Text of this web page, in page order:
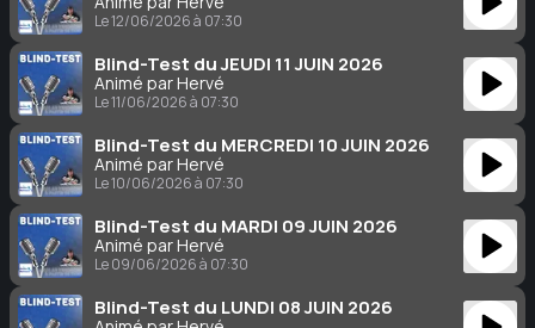
Le 12/06/2026 à 07:30
Blind-Test du JEUDI 11 JUIN 2026
Animé par Hervé
Le 11/06/2026 à 07:30
Blind-Test du MERCREDI 10 JUIN 2026
Animé par Hervé
Le 10/06/2026 à 07:30
Blind-Test du MARDI 09 JUIN 2026
Animé par Hervé
Le 09/06/2026 à 07:30
Blind-Test du LUNDI 08 JUIN 2026